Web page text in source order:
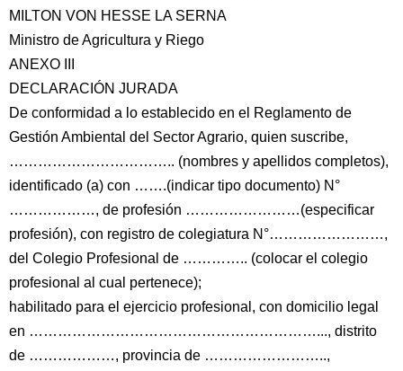
MILTON VON HESSE LA SERNA
Ministro de Agricultura y Riego
ANEXO III
DECLARACIÓN JURADA
De conformidad a lo establecido en el Reglamento de
Gestión Ambiental del Sector Agrario, quien suscribe,
…………………………….. (nombres y apellidos completos),
identificado (a) con …….(indicar tipo documento) N°
………………, de profesión ……………………(especificar
profesión), con registro de colegiatura N°……………………,
del Colegio Profesional de ………….. (colocar el colegio
profesional al cual pertenece);
habilitado para el ejercicio profesional, con domicilio legal
en ……………………………………………………..., distrito
de ………………, provincia de ……………………..,